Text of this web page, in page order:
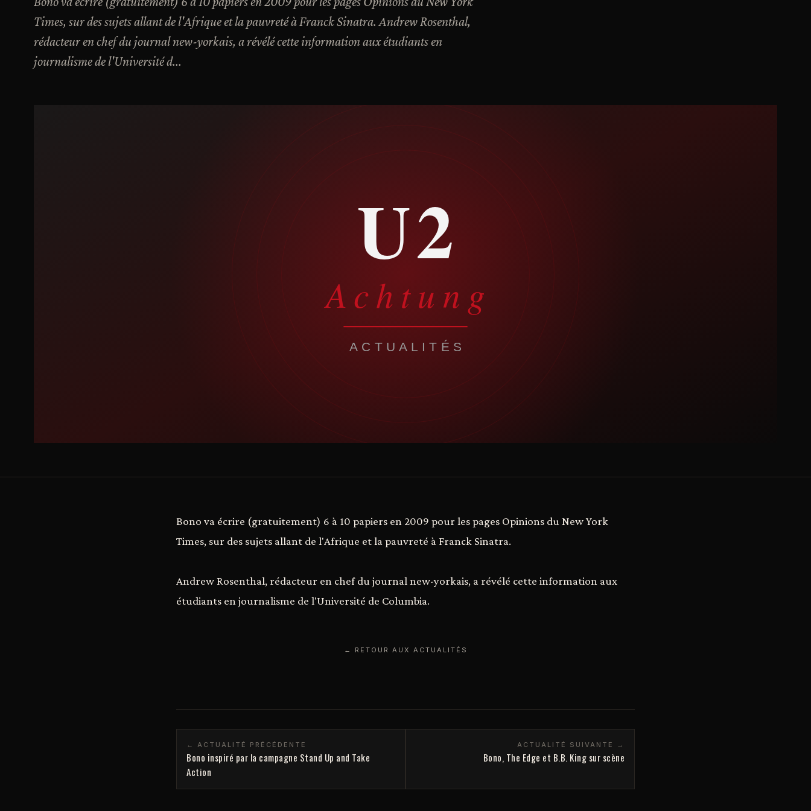
Times, sur des sujets allant de l'Afrique et la pauvreté à Franck Sinatra. Andrew Rosenthal,
rédacteur en chef du journal new-yorkais, a révélé cette information aux étudiants en
journalisme de l'Université d...
Bono va écrire (gratuitement) 6 à 10 papiers en 2009 pour les pages Opinions du New York
Times, sur des sujets allant de l'Afrique et la pauvreté à Franck Sinatra.
Andrew Rosenthal, rédacteur en chef du journal new-yorkais, a révélé cette information aux
étudiants en journalisme de l'Université de Columbia.
← RETOUR AUX ACTUALITÉS
← ACTUALITÉ PRÉCÉDENTE
Bono inspiré par la campagne Stand Up and Take
Action
ACTUALITÉ SUIVANTE →
Bono, The Edge et B.B. King sur scène